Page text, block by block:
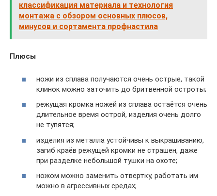
классификация материала и технология
монтажа с обзором основных плюсов,
минусов и сортамента профнастила
Плюсы
ножи из сплава получаются очень острые, такой
клинок можно заточить до бритвенной остроты;
режущая кромка ножей из сплава остаётся очень
длительное время острой, изделия очень долго
не тупятся;
изделия из металла устойчивы к выкрашиванию,
загиб краёв режущей кромки не страшен, даже
при разделке небольшой тушки на охоте;
ножом можно заменить отвёртку, работать им
можно в агрессивных средах;